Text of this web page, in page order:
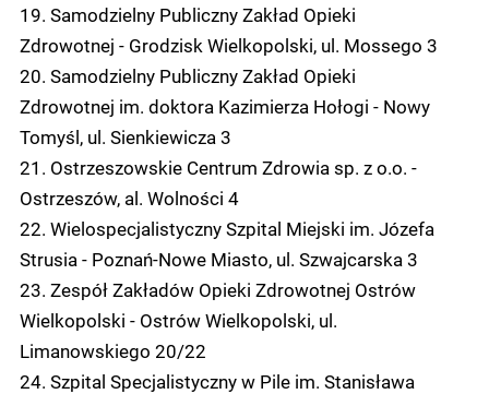
19. Samodzielny Publiczny Zakład Opieki
Zdrowotnej - Grodzisk Wielkopolski, ul. Mossego 3
20. Samodzielny Publiczny Zakład Opieki
Zdrowotnej im. doktora Kazimierza Hołogi - Nowy
Tomyśl, ul. Sienkiewicza 3
21. Ostrzeszowskie Centrum Zdrowia sp. z o.o. -
Ostrzeszów, al. Wolności 4
22. Wielospecjalistyczny Szpital Miejski im. Józefa
Strusia - Poznań-Nowe Miasto, ul. Szwajcarska 3
23. Zespół Zakładów Opieki Zdrowotnej Ostrów
Wielkopolski - Ostrów Wielkopolski, ul.
Limanowskiego 20/22
24. Szpital Specjalistyczny w Pile im. Stanisława